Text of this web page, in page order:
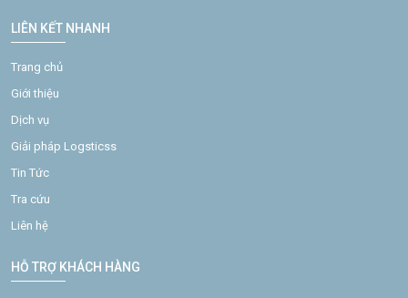
LIÊN KẾT NHANH
Trang chủ
Giới thiệu
Dịch vụ
Giải pháp Logsticss
Tin Tức
Tra cứu
Liên hệ
HỖ TRỢ KHÁCH HÀNG